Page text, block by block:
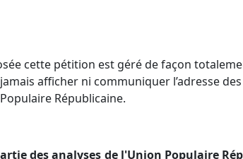
cette pétition est géré de façon
afficher ni communiquer l’adresse
Républicaine.
des analyses de l'Union Populaire